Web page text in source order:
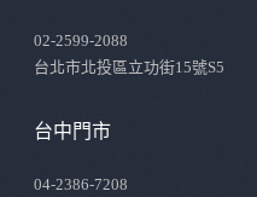
02-2599-2088
台北市北投區立功街15號S5
台中門市
04-2386-7208